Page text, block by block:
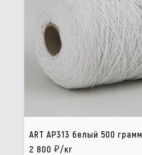
ART AP313 белый 500 грамм
2 800
/кг